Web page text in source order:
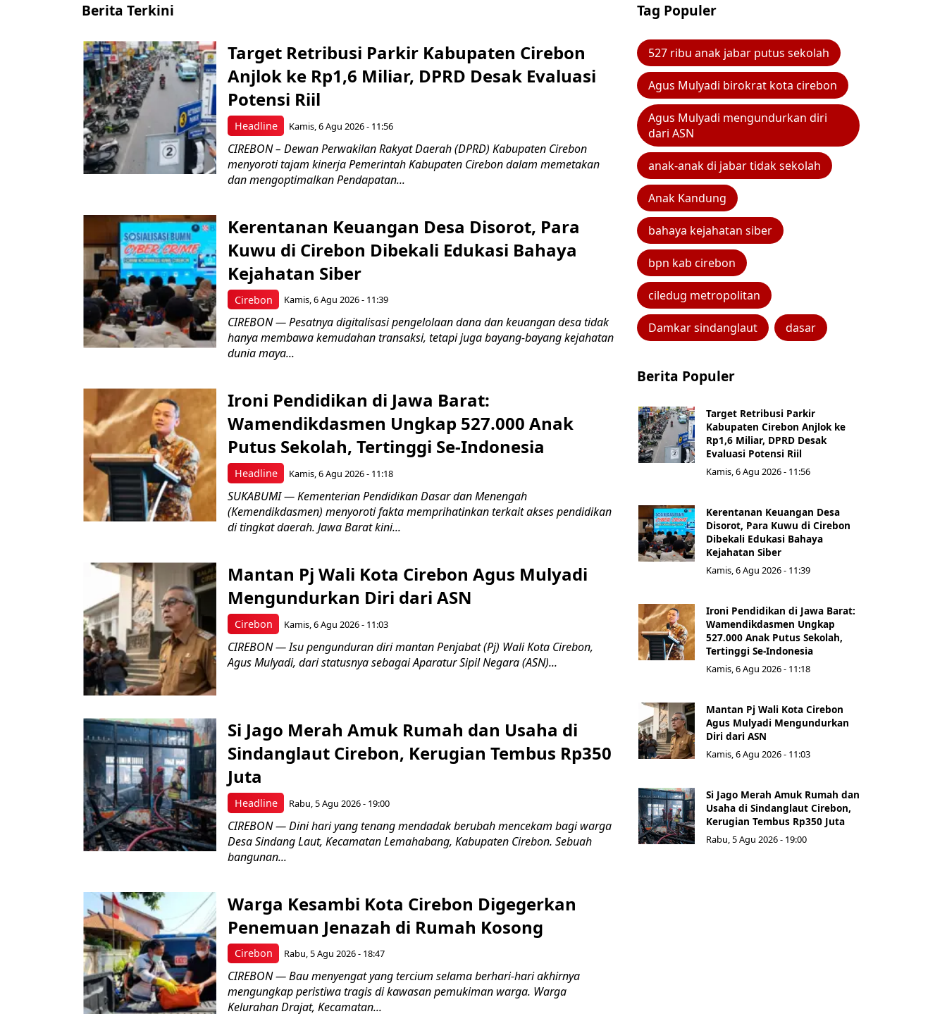
Berita Terkini
Headline
Target Retribusi Parkir Kabupaten Cirebon
Anjlok ke Rp1,6 Miliar, DPRD Desak Evaluasi
Potensi Riil
Kamis, 6 Agu 2026 - 11:56
CIREBON – Dewan Perwakilan Rakyat Daerah (DPRD) Kabupaten Cirebon
menyoroti tajam kinerja Pemerintah Kabupaten Cirebon dalam memetakan
dan mengoptimalkan Pendapatan...
Cirebon
Kerentanan Keuangan Desa Disorot, Para
Kuwu di Cirebon Dibekali Edukasi Bahaya
Kejahatan Siber
Kamis, 6 Agu 2026 - 11:39
CIREBON — Pesatnya digitalisasi pengelolaan dana dan keuangan desa tidak
hanya membawa kemudahan transaksi, tetapi juga bayang-bayang kejahatan
dunia maya...
Headline
Ironi Pendidikan di Jawa Barat:
Wamendikdasmen Ungkap 527.000 Anak
Putus Sekolah, Tertinggi Se-Indonesia
Kamis, 6 Agu 2026 - 11:18
SUKABUMI — Kementerian Pendidikan Dasar dan Menengah
(Kemendikdasmen) menyoroti fakta memprihatinkan terkait akses pendidikan
di tingkat daerah. Jawa Barat kini...
Cirebon
Mantan Pj Wali Kota Cirebon Agus Mulyadi
Mengundurkan Diri dari ASN
Kamis, 6 Agu 2026 - 11:03
CIREBON — Isu pengunduran diri mantan Penjabat (Pj) Wali Kota Cirebon,
Agus Mulyadi, dari statusnya sebagai Aparatur Sipil Negara (ASN)...
Headline
Si Jago Merah Amuk Rumah dan Usaha di
Sindanglaut Cirebon, Kerugian Tembus Rp350
Juta
Rabu, 5 Agu 2026 - 19:00
CIREBON — Dini hari yang tenang mendadak berubah mencekam bagi warga
Desa Sindang Laut, Kecamatan Lemahabang, Kabupaten Cirebon. Sebuah
bangunan...
Cirebon
Warga Kesambi Kota Cirebon Digegerkan
Penemuan Jenazah di Rumah Kosong
Rabu, 5 Agu 2026 - 18:47
CIREBON — Bau menyengat yang tercium selama berhari-hari akhirnya
mengungkap peristiwa tragis di kawasan pemukiman warga. Warga
Kelurahan Drajat, Kecamatan...
Tag Populer
527 ribu anak jabar putus sekolah
Agus Mulyadi birokrat kota cirebon
Agus Mulyadi mengundurkan diri
dari ASN
anak-anak di jabar tidak sekolah
Anak Kandung
bahaya kejahatan siber
bpn kab cirebon
ciledug metropolitan
Damkar sindanglaut dasar
Berita Populer
Target Retribusi Parkir
Kabupaten Cirebon Anjlok ke
Rp1,6 Miliar, DPRD Desak
Evaluasi Potensi Riil
Kamis, 6 Agu 2026 - 11:56
Kerentanan Keuangan Desa
Disorot, Para Kuwu di Cirebon
Dibekali Edukasi Bahaya
Kejahatan Siber
Kamis, 6 Agu 2026 - 11:39
Ironi Pendidikan di Jawa Barat:
Wamendikdasmen Ungkap
527.000 Anak Putus Sekolah,
Tertinggi Se-Indonesia
Kamis, 6 Agu 2026 - 11:18
Mantan Pj Wali Kota Cirebon
Agus Mulyadi Mengundurkan
Diri dari ASN
Kamis, 6 Agu 2026 - 11:03
Si Jago Merah Amuk Rumah dan
Usaha di Sindanglaut Cirebon,
Kerugian Tembus Rp350 Juta
Rabu, 5 Agu 2026 - 19:00